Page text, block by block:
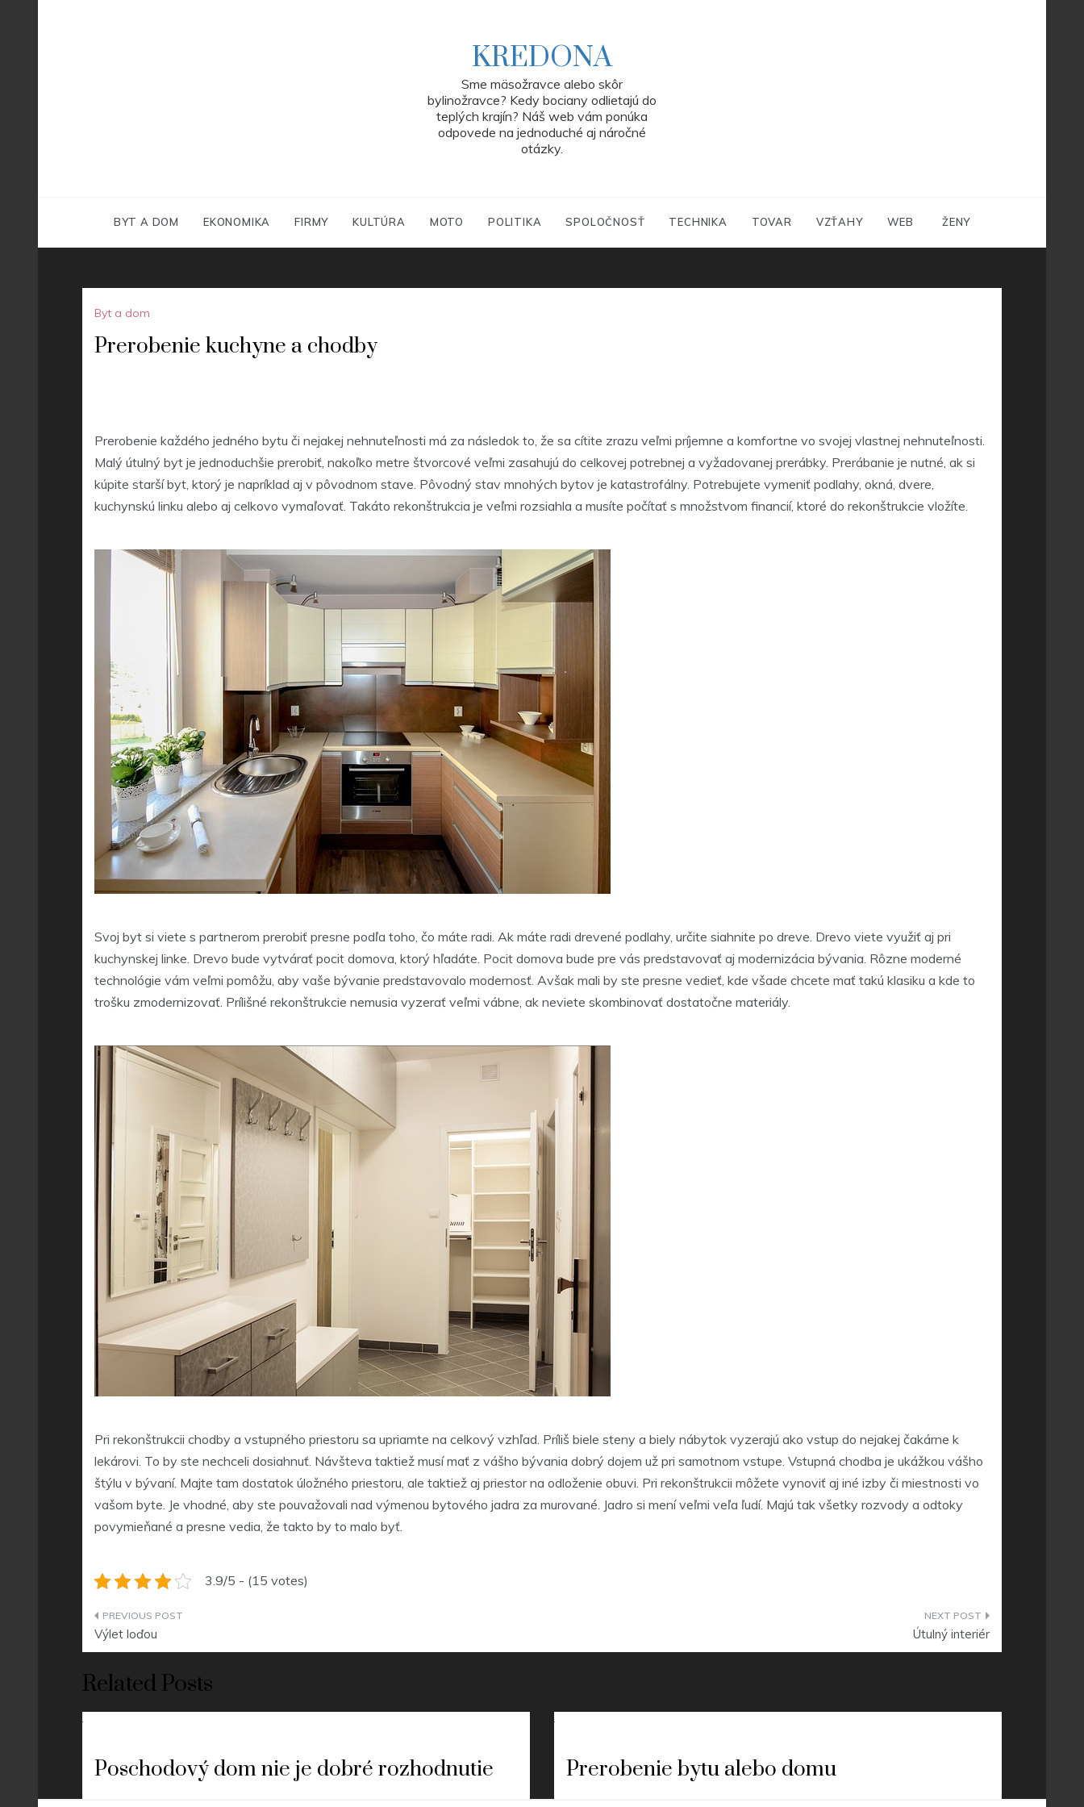
KREDONA
Sme mäsožravce alebo skôr
bylinožravce? Kedy bociany odlietajú do
teplých krajín? Náš web vám ponúka
odpovede na jednoduché aj náročné
otázky.
BYT A DOM EKONOMIKA FIRMY KULTÚRA MOTO POLITIKA SPOLOČNOSŤ TECHNIKA TOVAR VZŤAHY WEB ŽENY
Byt a dom
Prerobenie kuchyne a chodby
Prerobenie každého jedného bytu či nejakej nehnuteľnosti má za následok to, že sa cítite zrazu veľmi príjemne a komfortne vo svojej vlastnej nehnuteľnosti.
Malý útulný byt je jednoduchšie prerobiť, nakoľko metre štvorcové veľmi zasahujú do celkovej potrebnej a vyžadovanej prerábky. Prerábanie je nutné, ak si
kúpite starší byt, ktorý je napríklad aj v pôvodnom stave. Pôvodný stav mnohých bytov je katastrofálny. Potrebujete vymeniť podlahy, okná, dvere,
kuchynskú linku alebo aj celkovo vymaľovať. Takáto rekonštrukcia je veľmi rozsiahla a musíte počítať s množstvom financií, ktoré do rekonštrukcie vložíte.
Svoj byt si viete s partnerom prerobiť presne podľa toho, čo máte radi. Ak máte radi drevené podlahy, určite siahnite po dreve. Drevo viete využiť aj pri
kuchynskej linke. Drevo bude vytvárať pocit domova, ktorý hľadáte. Pocit domova bude pre vás predstavovať aj modernizácia bývania. Rôzne moderné
technológie vám veľmi pomôžu, aby vaše bývanie predstavovalo modernosť. Avšak mali by ste presne vedieť, kde všade chcete mať takú klasiku a kde to
trošku zmodernizovať. Prílišné rekonštrukcie nemusia vyzerať veľmi vábne, ak neviete skombinovať dostatočne materiály.
Pri rekonštrukcii chodby a vstupného priestoru sa upriamte na celkový vzhľad. Príliš biele steny a biely nábytok vyzerajú ako vstup do nejakej čakárne k
lekárovi. To by ste nechceli dosiahnuť. Návšteva taktiež musí mať z vášho bývania dobrý dojem už pri samotnom vstupe. Vstupná chodba je ukážkou vášho
štýlu v bývaní. Majte tam dostatok úložného priestoru, ale taktiež aj priestor na odloženie obuvi. Pri rekonštrukcii môžete vynoviť aj iné izby či miestnosti vo
vašom byte. Je vhodné, aby ste pouvažovali nad výmenou bytového jadra za murované. Jadro si mení veľmi veľa ľudí. Majú tak všetky rozvody a odtoky
povymieňané a presne vedia, že takto by to malo byť.
3.9/5 - (15 votes)
Navigace
pro
příspěvek
Výlet loďou Útulný interiér
Related Posts
Poschodový dom nie je dobré rozhodnutie Prerobenie bytu alebo domu